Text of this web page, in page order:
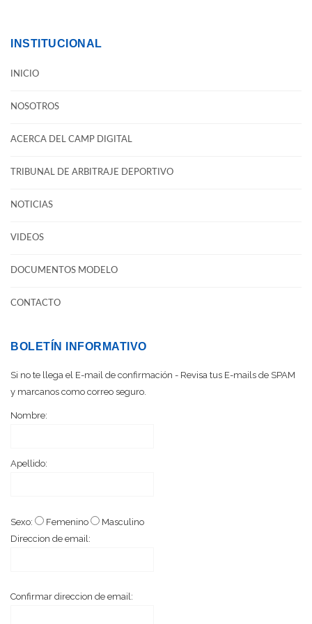
INSTITUCIONAL
INICIO
NOSOTROS
ACERCA DEL CAMP DIGITAL
TRIBUNAL DE ARBITRAJE DEPORTIVO
NOTICIAS
VIDEOS
DOCUMENTOS MODELO
CONTACTO
BOLETÍN INFORMATIVO
Si no te llega el E-mail de confirmación - Revisa tus E-mails de SPAM
y marcanos como correo seguro.
Nombre:
Apellido:
Sexo: Femenino
Masculino
Direccion de email:
Confirmar direccion de email: